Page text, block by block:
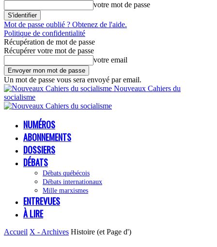
votre mot de passe
Mot de passe oublié ? Obtenez de l'aide.
Politique de confidentialité
Récupération de mot de passe
Récupérer votre mot de passe
votre email
Un mot de passe vous sera envoyé par email.
Nouveaux Cahiers du
socialisme
NUMÉROS
ABONNEMENTS
DOSSIERS
DÉBATS
Débats québécois
Débats internationaux
Mille marxismes
ENTREVUES
À LIRE
Accueil X - Archives Histoire (et Page d')